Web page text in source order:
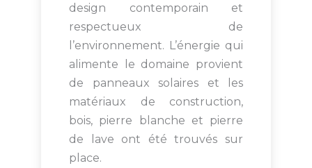
design contemporain et
respectueux de
l’environnement. L’énergie qui
alimente le domaine provient
de panneaux solaires et les
matériaux de construction,
bois, pierre blanche et pierre
de lave ont été trouvés sur
place.